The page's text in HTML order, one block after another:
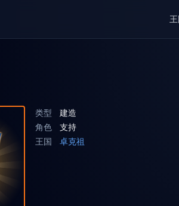
类型
建造
角色
支持
王国
卓克祖